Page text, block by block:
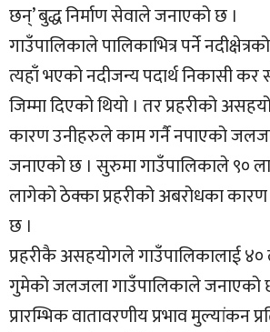
छन्’ बुद्ध निर्माण सेवाले जनाएको छ ।
गाउँपालिकाले पालिकाभित्र पर्ने
त्यहाँ भएको नदीजन्य पदार्थ निकासी
जिम्मा दिएको थियो । तर प्रहरीको
कारण उनीहरुले काम गर्नै नपाएको
जनाएको छ । सुरुमा गाउँपालिकाले ९०
लागेको ठेक्का प्रहरीको अबरोधका
छ ।
प्रहरीकै असहयोगले गाउँपालिकालाई ४०
गुमेको जलजला गाउँपालिकाले जनाएको
प्रारम्भिक वातावरणीय प्रभाव मुल्यांकन